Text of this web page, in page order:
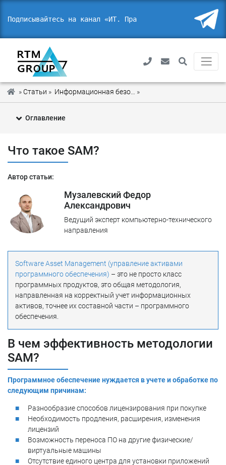
Подписывайтесь на канал «ИТ. Право.
»Статьи » Информационная безопасность »
Оглавление
2 Каких негативных последствий позволяет избежать
Управление активами программного обеспечения повышает
эффективность бизнеса
Что такое SAM?
Автор статьи:
Музалевский Федор
Александрович
Ведущий эксперт компьютерно-технического
направления
Software Asset Management (управление активами
программного обеспечения) – это не просто класс
программных продуктов, это общая методология,
направленная на корректный учет информационных
активов, точнее их составной части – программного
обеспечения.
В чем эффективность методологии
SAM?
Программное обеспечение нуждается в учете и обработке по
следующим причинам:
Разнообразие способов лицензирования при покупке
Необходимость продления, расширения, изменения
лицензий
Возможность переноса ПО на другие физические/
виртуальные машины
Отсутствие единого центра для установки приложений